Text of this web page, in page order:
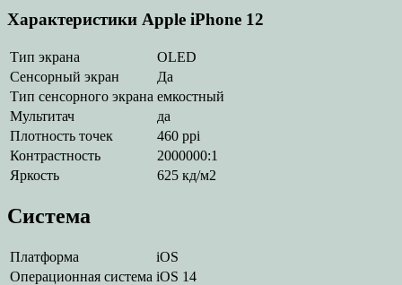
Характеристики Apple iPhone 12
Тип экрана
OLED
Сенсорный экран
Да
Тип сенсорного экрана емкостный
Мультитач
да
Плотность точек
460 ppi
Контрастность
2000000:1
Яркость
625 кд/м2
Система
Платформа
iOS
Операционная система iOS 14